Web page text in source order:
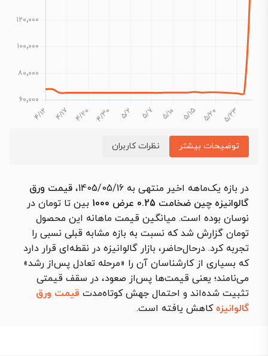
توضیحات بیشتر نظرات کاربران
در بازه یک‌ماهه اخیر منتهی به 1405/05/16،
قیمت ورق
گالوانیزه چین ضخامت 0.25 عرض 1000
بین تا تومان در
نوسان بوده است. میانگین قیمت ماهانه این محصول
تومان گزارش شد که نسبت به بازه مشابه قبلی نسبی را
تجربه کرد. درحال‌حاضر، بازار گالوانیزه در نقطه‌ای قرار دارد
که بسیاری از کارشناسان آن را «مرحله تعادل پس‌از رشد»
می‌نامند؛ یعنی قیمت‌ها پس‌از صعود، در سقف قیمتی
تثبیت شده‌اند و احتمال جهش کوتاه‌مدت قیمت ورق
گالوانیزهکاهش یافته است.